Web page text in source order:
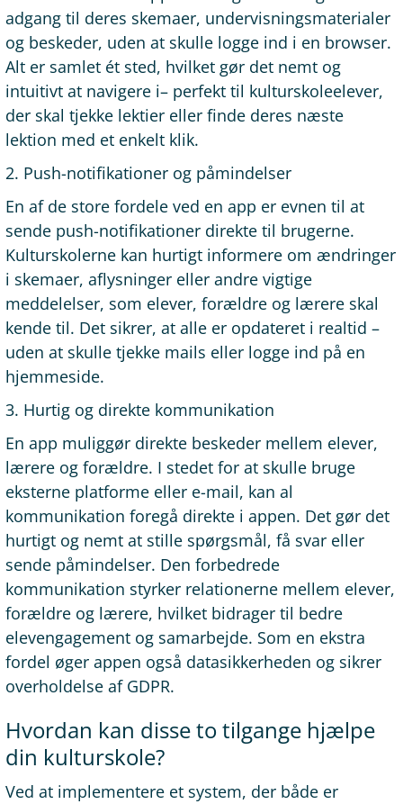
adgang til deres skemaer, undervisningsmaterialer
og beskeder, uden at skulle logge ind i en browser.
Alt er samlet ét sted, hvilket gør det nemt og
intuitivt at navigere i– perfekt til kulturskoleelever,
der skal tjekke lektier eller finde deres næste
lektion med et enkelt klik.
2. Push-notifikationer og påmindelser
En af de store fordele ved en app er evnen til at
sende push-notifikationer direkte til brugerne.
Kulturskolerne kan hurtigt informere om ændringer
i skemaer, aflysninger eller andre vigtige
meddelelser, som elever, forældre og lærere skal
kende til. Det sikrer, at alle er opdateret i realtid –
uden at skulle tjekke mails eller logge ind på en
hjemmeside.
3. Hurtig og direkte kommunikation
En app muliggør direkte beskeder mellem elever,
lærere og forældre. I stedet for at skulle bruge
eksterne platforme eller e-mail, kan al
kommunikation foregå direkte i appen. Det gør det
hurtigt og nemt at stille spørgsmål, få svar eller
sende påmindelser. Den forbedrede
kommunikation styrker relationerne mellem elever,
forældre og lærere, hvilket bidrager til bedre
elevengagement og samarbejde. Som en ekstra
fordel øger appen også datasikkerheden og sikrer
overholdelse af GDPR.
Hvordan kan disse to tilgange hjælpe
din kulturskole?
Ved at implementere et system, der både er